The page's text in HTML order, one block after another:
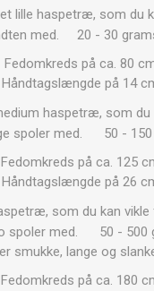
lille haspetræ, som du
med. 20 - 30
Fedomkreds på ca. 80
Håndtagslængde på 14
haspetræ, som du
spoler med. 50 - 150
Fedomkreds på ca. 125
Håndtagslængde på 26
som du kan vikle
spoler med. 50 - 500
smukke, lange og
Fedomkreds på ca. 180